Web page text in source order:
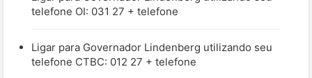
telefone OI: 031 27 + telefone
Ligar para Governador Lindenberg utilizando seu
telefone CTBC: 012 27 + telefone